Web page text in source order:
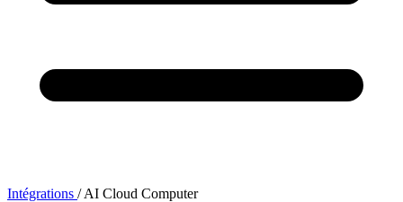
Intégrations / AI Cloud Computer